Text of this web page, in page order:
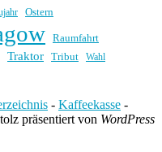
Ostern
Raumfahrt
Traktor Tribut Wahl
- Kaffeekasse -
präsentiert von WordPress